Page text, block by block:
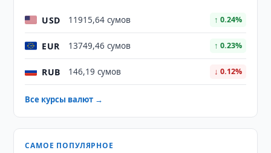
USD 11915,64 сумов ↑ 0.24%
EUR 13749,46 сумов ↑ 0.23%
RUB 146,19 сумов ↓ 0.12%
Все курсы валют →
САМОЕ ПОПУЛЯРНОЕ